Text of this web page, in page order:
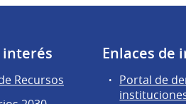
interés
Recursos
Enlaces de
Portal de